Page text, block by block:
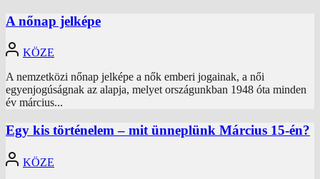
A nőnap jelképe
KÖZE
A nemzetközi nőnap jelképe a nők emberi jogainak, a női
egyenjogúságnak az alapja, melyet országunkban 1948 óta minden
év március...
Egy kis történelem – mit ünneplünk Március 15-én?
KÖZE